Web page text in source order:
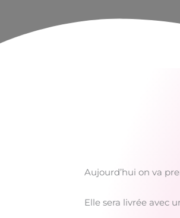
Aujourd’hui on va
Elle sera livrée avec